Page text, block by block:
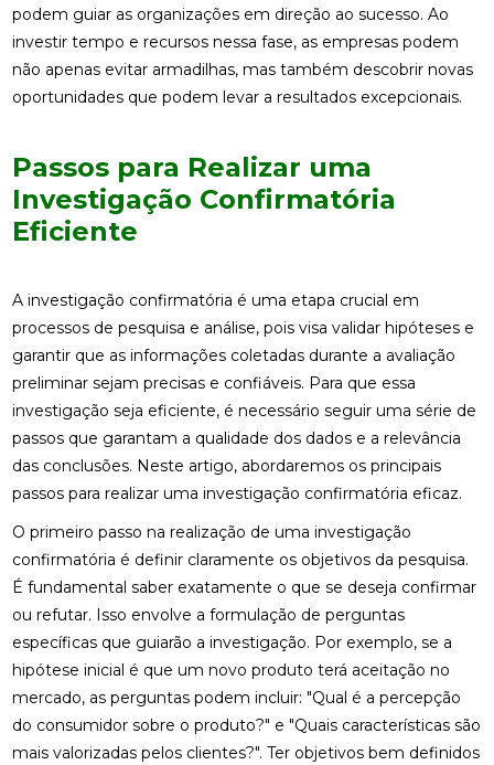
podem guiar as organizações em direção ao sucesso. Ao
investir tempo e recursos nessa fase, as empresas podem
não apenas evitar armadilhas, mas também descobrir novas
oportunidades que podem levar a resultados excepcionais.
Passos para Realizar uma
Investigação Confirmatória
Eficiente
A investigação confirmatória é uma etapa crucial em
processos de pesquisa e análise, pois visa validar hipóteses e
garantir que as informações coletadas durante a avaliação
preliminar sejam precisas e confiáveis. Para que essa
investigação seja eficiente, é necessário seguir uma série de
passos que garantam a qualidade dos dados e a relevância
das conclusões. Neste artigo, abordaremos os principais
passos para realizar uma investigação confirmatória eficaz.
O primeiro passo na realização de uma investigação
confirmatória é definir claramente os objetivos da pesquisa.
É fundamental saber exatamente o que se deseja confirmar
ou refutar. Isso envolve a formulação de perguntas
específicas que guiarão a investigação. Por exemplo, se a
hipótese inicial é que um novo produto terá aceitação no
mercado, as perguntas podem incluir: "Qual é a percepção
do consumidor sobre o produto?" e "Quais características são
mais valorizadas pelos clientes?". Ter objetivos bem definidos